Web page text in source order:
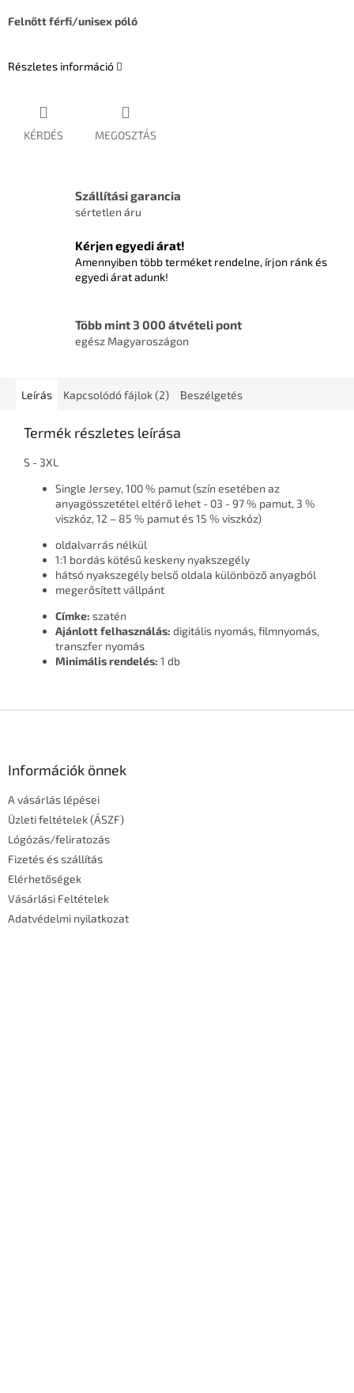
Felnőtt férfi/unisex póló
Részletes információ
KÉRDÉS MEGOSZTÁS
Szállítási garancia
sértetlen áru
Kérjen egyedi árat!
Amennyiben több terméket rendelne, írjon ránk és
egyedi árat adunk!
Több mint 3 000 átvételi pont
egész Magyaroszágon
Leírás Kapcsolódó fájlok (2) Beszélgetés
Termék részletes leírása
S - 3XL
Single Jersey, 100 % pamut (szín esetében az
anyagösszetétel eltérő lehet - 03 - 97 % pamut, 3 %
viszkóz, 12 – 85 % pamut és 15 % viszkóz)
oldalvarrás nélkül
1:1 bordás kötésű keskeny nyakszegély
hátsó nyakszegély belső oldala különböző anyagból
megerősített vállpánt
Címke: szatén
Ajánlott felhasználás: digitális nyomás, filmnyomás,
transzfer nyomás
Minimális rendelés: 1 db
Információk önnek
A vásárlás lépései
Üzleti feltételek (ÁSZF)
Lógózás/feliratozás
Fizetés és szállítás
Elérhetőségek
Vásárlási Feltételek
Adatvédelmi nyilatkozat